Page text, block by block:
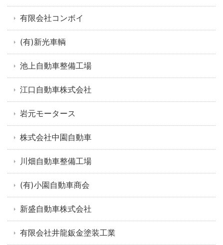
有限会社コンボイ
(有)新光車輌
池上自動車整備工場
江口自動車株式会社
岩元モータース
株式会社中園自動車
川畑自動車整備工場
(有)小園自動車商会
新盛自動車株式会社
有限会社井龍鈑金塗装工業